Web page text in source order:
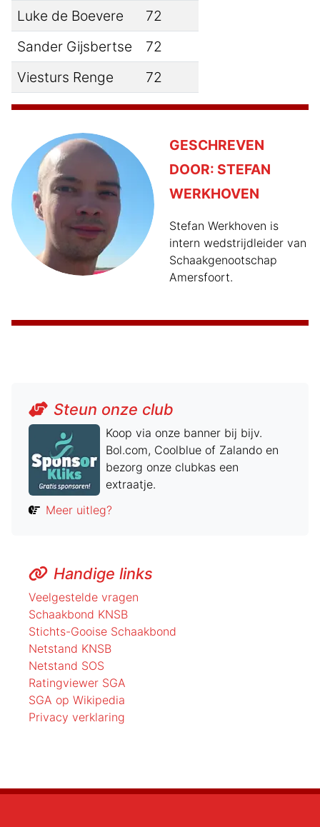
Luke de Boevere
72
Sander Gijsbertse
72
Viesturs Renge
72
GESCHREVEN
DOOR: STEFAN
WERKHOVEN
Stefan Werkhoven is
intern wedstrijdleider van
Schaakgenootschap
Amersfoort.
Steun onze club
Koop via onze banner bij bijv.
Bol.com, Coolblue of Zalando en
bezorg onze clubkas een
extraatje.
Meer uitleg?
Handige links
Veelgestelde vragen
Schaakbond KNSB
Stichts-Gooise Schaakbond
Netstand KNSB
Netstand SOS
Ratingviewer SGA
SGA op Wikipedia
Privacy verklaring